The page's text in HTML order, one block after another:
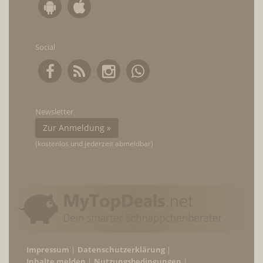
Social
Newsletter
Zur Anmeldung »
(kostenlos und jederzeit abmeldbar)
Impressum
Datenschutzerklärung